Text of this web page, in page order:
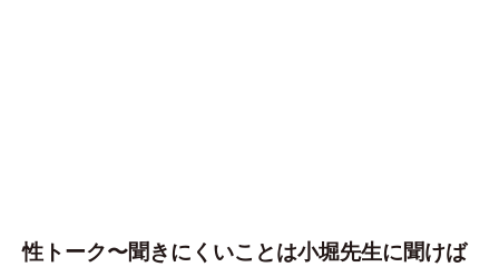
性トーク〜聞きにくいことは小堀先生に聞けば